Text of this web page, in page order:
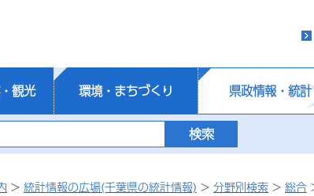
観光 環境・まちづくり 県政情報・統計
> 統計情報の広場(千葉県の統計情報) > 分野別検索 > 総合